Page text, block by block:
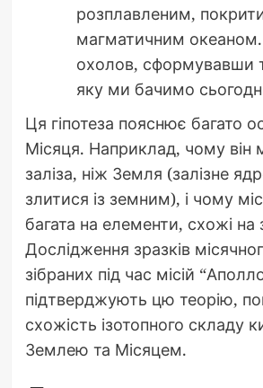
розплавленим,
магматичним океаном.
охолов, сформувавши
яку ми бачимо
Ця гіпотеза пояснює багато
Місяця. Наприклад, чому
заліза, ніж Земля (залізне
злитися із земним), і чому
багата на елементи, схожі
Дослідження зразків
зібраних під час місій
підтверджують цю теорію,
схожість ізотопного складу
Землею та Місяцем.